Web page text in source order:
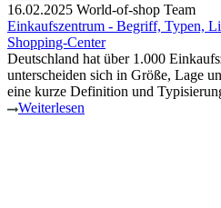
16.02.2025 World-of-shop Team
Einkaufszentrum - Begriff, Typen,
Shopping-Center
Deutschland hat über 1.000
unterscheiden sich in Größe, Lage
eine kurze Definition und
Weiterlesen